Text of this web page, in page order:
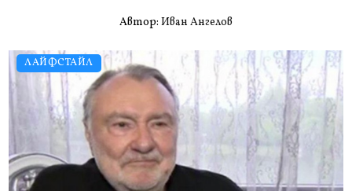
ЛАЙФСТАЙЛ
Автор: Иван Ангелов